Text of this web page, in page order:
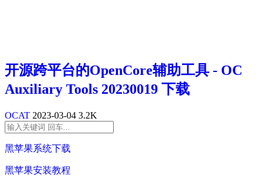
开源跨平台的OpenCore辅助工具 - OC
Auxiliary Tools 20230019 下载
OCAT 2023-03-04 3.2K
黑苹果系统下载
黑苹果安装教程